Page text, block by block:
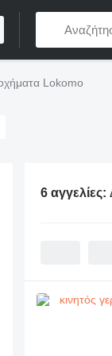
Lokomo
6 αγγελίες: